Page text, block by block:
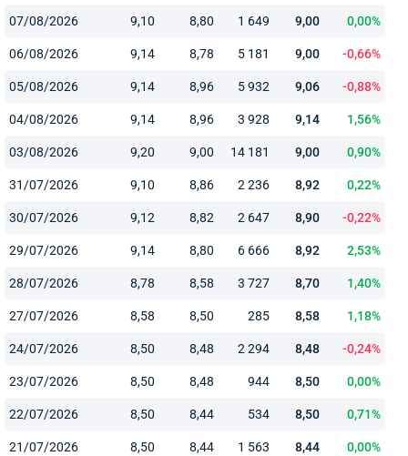
07/08/2026 9,10 8,80 1 649 9,00 0,00%
06/08/2026 9,14 8,78 5 181 9,00 -0,66%
05/08/2026 9,14 8,96 5 932 9,06 -0,88%
04/08/2026 9,14 8,96 3 928 9,14 1,56%
03/08/2026 9,20 9,00 14 181 9,00 0,90%
31/07/2026 9,10 8,86 2 236 8,92 0,22%
30/07/2026 9,12 8,82 2 647 8,90 -0,22%
29/07/2026 9,14 8,80 6 666 8,92 2,53%
28/07/2026 8,78 8,58 3 727 8,70 1,40%
27/07/2026 8,58 8,50 285 8,58 1,18%
24/07/2026 8,50 8,48 2 294 8,48 -0,24%
23/07/2026 8,50 8,48 944 8,50 0,00%
22/07/2026 8,50 8,44 534 8,50 0,71%
21/07/2026 8,50 8,44 1 563 8,44 0,00%